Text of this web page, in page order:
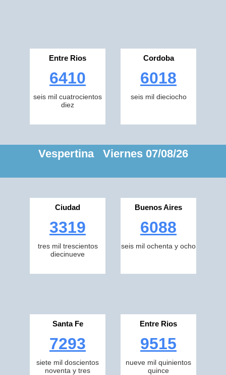
Entre Rios
6410
seis mil cuatrocientos
diez
Cordoba
6018
seis mil dieciocho
Vespertina Viernes 07/08/26
Ciudad
3319
tres mil trescientos
diecinueve
Buenos Aires
6088
seis mil ochenta y ocho
Santa Fe
7293
siete mil doscientos
noventa y tres
Entre Rios
9515
nueve mil quinientos
quince